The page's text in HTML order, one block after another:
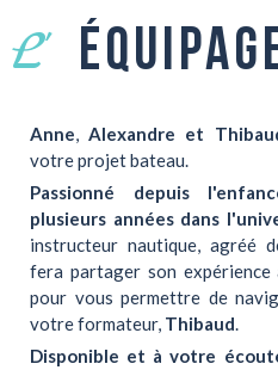
L'
Anne,Alexandre et
votre projet bateau.
Passionné depuis
plusieurs années dans
instructeur nautique, agréé
fera partager son expérience
pour vous permettre de
votre formateur, Thibaud.
Disponible et à votre